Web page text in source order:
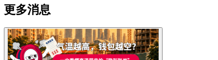
更多消息